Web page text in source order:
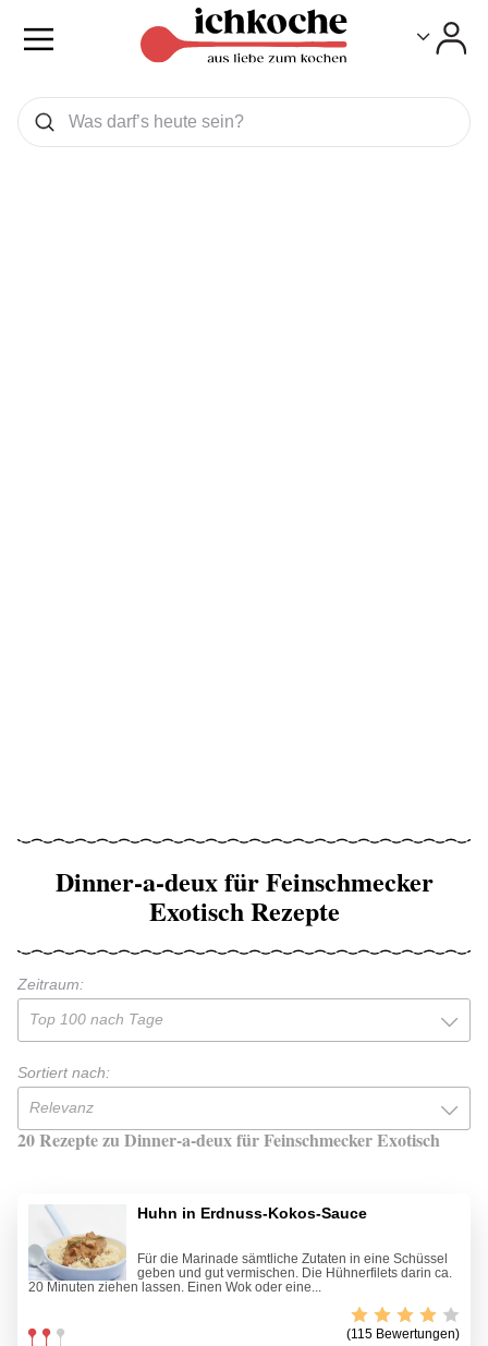
Was wollen Sie suchen
Suchen
Dinner-a-deux für Feinschmecker
Exotisch Rezepte
Zeitraum:
Top 100 nach Tage
Sortiert nach:
Relevanz
20 Rezepte zu Dinner-a-deux für Feinschmecker Exotisch
Huhn in Erdnuss-Kokos-Sauce
Für die Marinade sämtliche Zutaten in eine Schüssel
geben und gut vermischen. Die Hühnerfilets darin ca.
20 Minuten ziehen lassen. Einen Wok oder eine...
(115 Bewertungen)